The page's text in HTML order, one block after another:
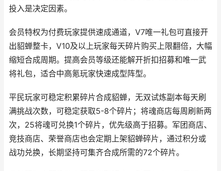
投入是决定因素。
会员特权为付费玩家提供速成通道，V7唯一礼包可直接开
出貂蝉整卡，V10及以上玩家每天碎片购买上限翻倍，大幅
缩短合成周期。提高会员等级还能解开折扣招募和唯一武
将礼包，适合中高氪玩家快速成型阵型。
平民玩家可稳定积累碎片合成貂蝉，无双试炼副本每天刷
满挑战次数，可稳定获取5-8个碎片；将魂商店每周刷新两
次，25将魂可兑换1个碎片，优先级高于招募。军团商店、
竞技商店、荣誉商店也会定期上架貂蝉碎片，通过积分或
战功兑换，长期坚持可集齐合成所需的72个碎片。